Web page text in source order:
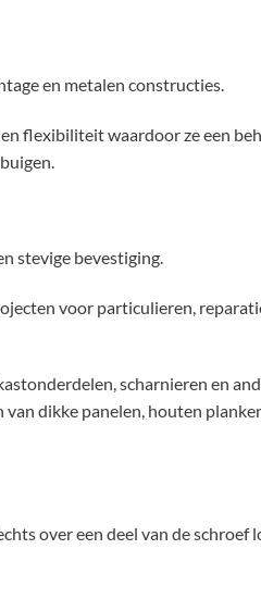
en metalen constructies.
flexibiliteit waardoor ze een
stevige bevestiging.
voor particulieren,
scharnieren en
dikke panelen, houten
over een deel van de schroef